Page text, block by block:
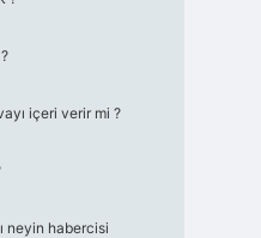
içeri verir mi ?
neyin habercisi